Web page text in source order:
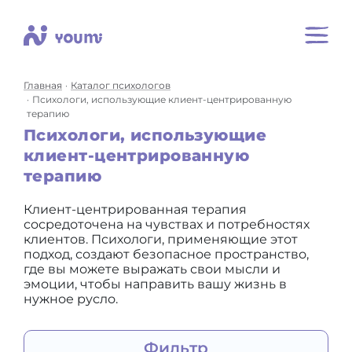
Главная
Каталог психологов
Психологи, использующие клиент-центрированную
терапию
Психологи, использующие
клиент-центрированную
терапию
Клиент-центрированная терапия
сосредоточена на чувствах и потребностях
клиентов. Психологи, применяющие этот
подход, создают безопасное пространство,
где вы можете выражать свои мысли и
эмоции, чтобы направить вашу жизнь в
нужное русло.
Фильтр